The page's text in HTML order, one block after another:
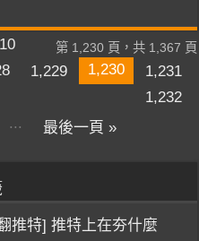
第 1,230 頁，共 1,367 頁
1,229 1,230
1,231
1,232
... 最後一頁 »
推特] 推特上在夯什麼